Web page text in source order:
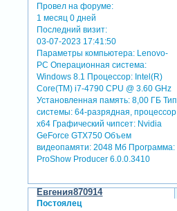
Провел на форуме:
1 месяц 0 дней
Последний визит:
03-07-2023 17:41:50
Параметры компьютера: Lenovo-
PC Операционная система:
Windows 8.1 Процессор: Intel(R)
Core(TM) i7-4790 CPU @ 3.60 GHz
Установленная память: 8,00 ГБ Тип
системы: 64-разрядная, процессор
х64 Графический чипсет: Nvidia
GeForce GTX750 Объем
видеопамяти: 2048 Мб Программа:
ProShow Producer 6.0.0.3410
Евгения870914
Постоялец